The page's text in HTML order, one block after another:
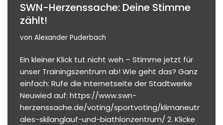
SWN-Herzenssache: Deine Stimme
zählt!
von Alexander Puderbach
Ein kleiner Klick tut nicht weh – Stimme jetzt für
unser Trainingszentrum ab! Wie geht das? Ganz
einfach: Rufe die Internetseite der Stadtwerke
Neuwied auf: https://www.swn-
herzenssache.de/voting/sportvoting/klimaneutr
ales-skilanglauf-und-biathlonzentrum/ 2. Klicke